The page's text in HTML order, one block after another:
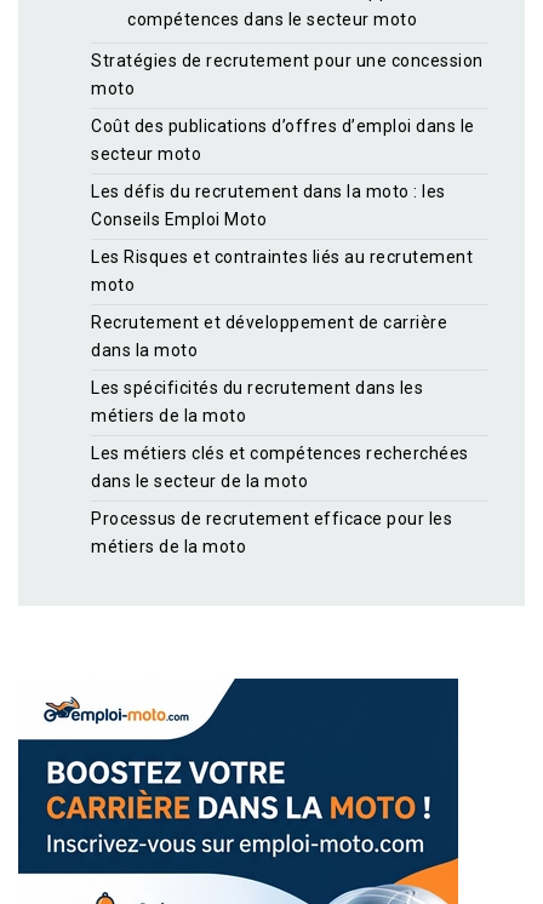
compétences dans le secteur moto
Stratégies de recrutement pour une concession
moto
Coût des publications d’offres d’emploi dans le
secteur moto
Les défis du recrutement dans la moto : les
Conseils Emploi Moto
Les Risques et contraintes liés au recrutement
moto
Recrutement et développement de carrière
dans la moto
Les spécificités du recrutement dans les
métiers de la moto
Les métiers clés et compétences recherchées
dans le secteur de la moto
Processus de recrutement efficace pour les
métiers de la moto